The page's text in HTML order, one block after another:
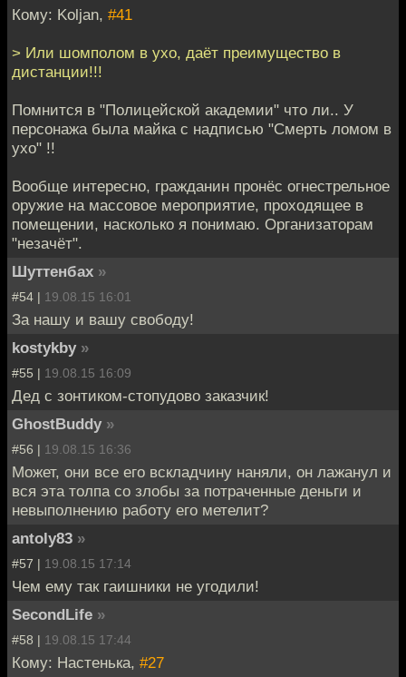
Кому: Koljan, #41
> Или шомполом в ухо, даёт преимущество в
дистанции!!!
Помнится в "Полицейской академии" что ли.. У
персонажа была майка с надписью "Смерть ломом в
ухо" !!
Вообще интересно, гражданин пронёс огнестрельное
оружие на массовое мероприятие, проходящее в
помещении, насколько я понимаю. Организаторам
"незачёт".
Шуттенбах »
#54 | 19.08.15 16:01
За нашу и вашу свободу!
kostykby »
#55 | 19.08.15 16:09
Дед с зонтиком-стопудово заказчик!
GhostBuddy »
#56 | 19.08.15 16:36
Может, они все его вскладчину наняли, он лажанул и
вся эта толпа со злобы за потраченные деньги и
невыполнению работу его метелит?
antoly83 »
#57 | 19.08.15 17:14
Чем ему так гаишники не угодили!
SecondLife »
#58 | 19.08.15 17:44
Кому: Настенька, #27